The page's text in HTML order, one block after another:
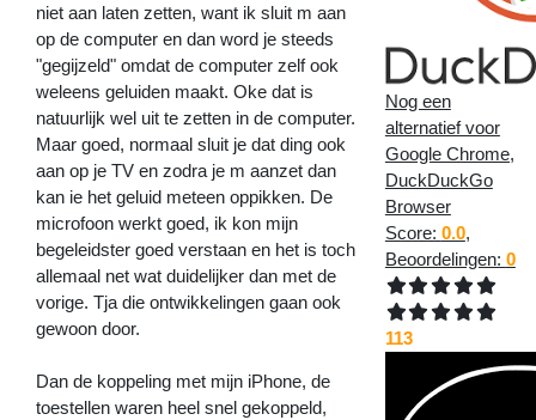
niet aan laten zetten, want ik sluit m aan
op de computer en dan word je steeds
"gegijzeld" omdat de computer zelf ook
weleens geluiden maakt. Oke dat is
natuurlijk wel uit te zetten in de computer.
Maar goed, normaal sluit je dat ding ook
aan op je TV en zodra je m aanzet dan
kan ie het geluid meteen oppikken. De
microfoon werkt goed, ik kon mijn
begeleidster goed verstaan en het is toch
allemaal net wat duidelijker dan met de
vorige. Tja die ontwikkelingen gaan ook
gewoon door.
Dan de koppeling met mijn iPhone, de
toestellen waren heel snel gekoppeld,
Nog een
alternatief voor
Google Chrome,
DuckDuckGo
Browser
Score: 0.0,
Beoordelingen: 0
113